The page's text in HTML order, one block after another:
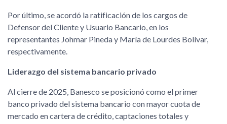
Por último, se acordó la ratificación de los cargos de
Defensor del Cliente y Usuario Bancario, en los
representantes Johmar Pineda y María de Lourdes Bolívar,
respectivamente.
Liderazgo del sistema bancario privado
Al cierre de 2025, Banesco se posicionó como el primer
banco privado del sistema bancario con mayor cuota de
mercado en cartera de crédito, captaciones totales y